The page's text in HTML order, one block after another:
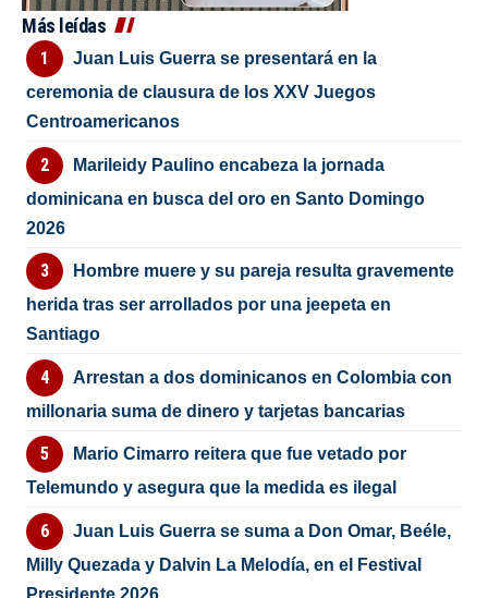
Más leídas
Juan Luis Guerra se presentará en la
ceremonia de clausura de los XXV Juegos
Centroamericanos
Marileidy Paulino encabeza la jornada
dominicana en busca del oro en Santo Domingo
2026
Hombre muere y su pareja resulta gravemente
herida tras ser arrollados por una jeepeta en
Santiago
Arrestan a dos dominicanos en Colombia con
millonaria suma de dinero y tarjetas bancarias
Mario Cimarro reitera que fue vetado por
Telemundo y asegura que la medida es ilegal
Juan Luis Guerra se suma a Don Omar, Beéle,
Milly Quezada y Dalvin La Melodía, en el Festival
Presidente 2026